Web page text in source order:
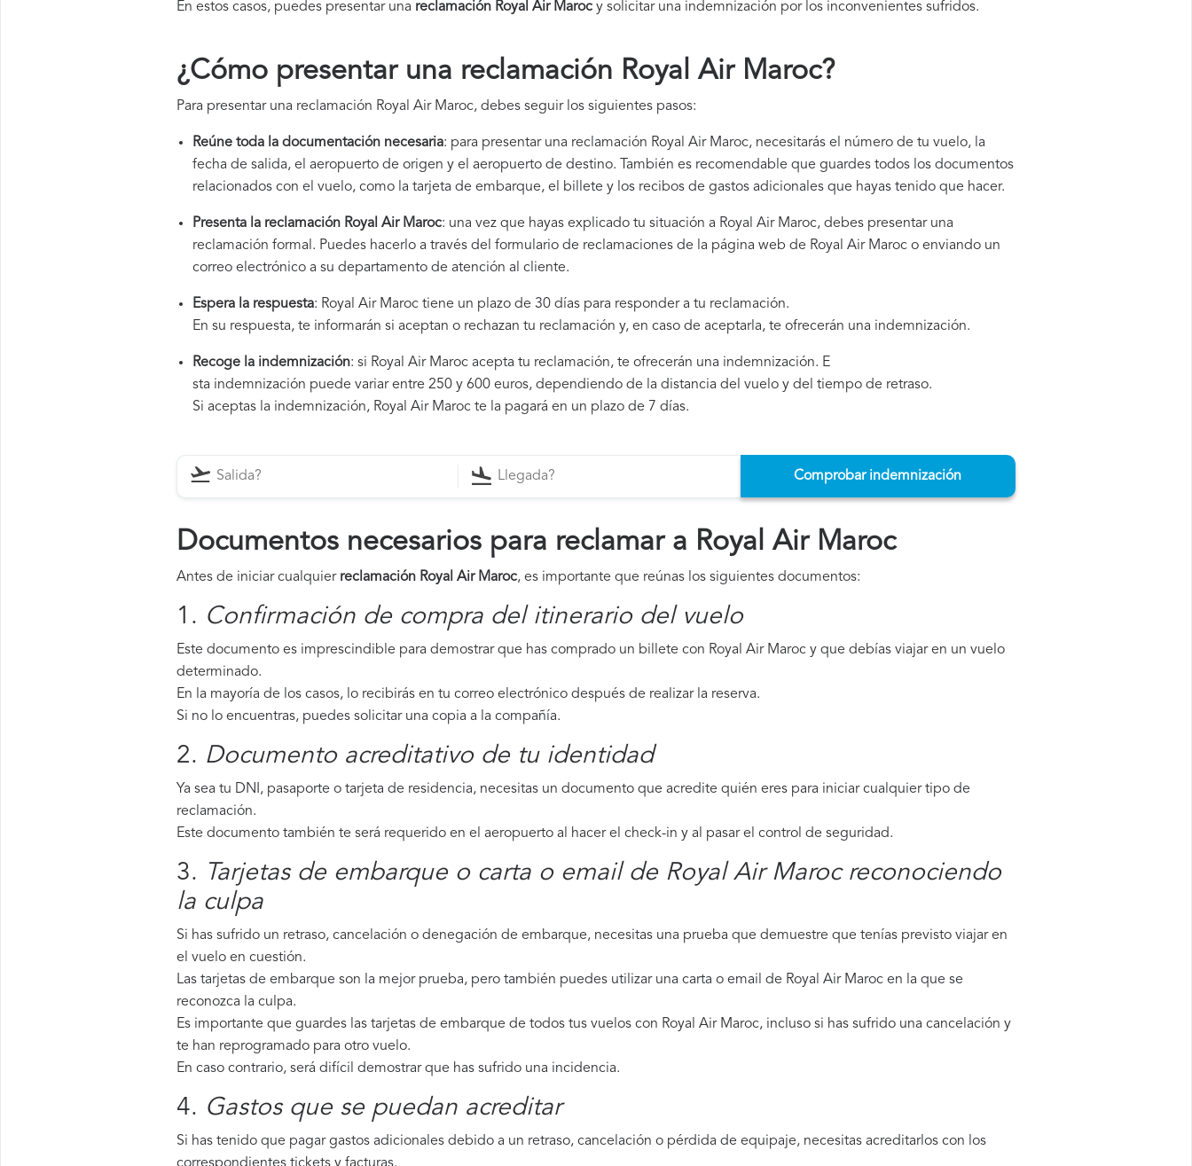
En estos casos, puedes presentar una reclamación Royal Air Maroc​ y solicitar una indemnización por los inconvenientes sufridos.
¿Cómo presentar una reclamación Royal Air Maroc?
Para presentar una reclamación Royal Air Maroc, debes seguir los siguientes pasos:
Reúne toda la documentación necesaria: para presentar una reclamación Royal Air Maroc, necesitarás el número de tu vuelo, la
fecha de salida, el aeropuerto de origen y el aeropuerto de destino. También es recomendable que guardes todos los documentos
relacionados con el vuelo, como la tarjeta de embarque, el billete y los recibos de gastos adicionales que hayas tenido que hacer.
Presenta la reclamación Royal Air Maroc: una vez que hayas explicado tu situación a Royal Air Maroc, debes presentar una
reclamación formal. Puedes hacerlo a través del formulario de reclamaciones de la página web de Royal Air Maroc o enviando un
correo electrónico a su departamento de atención al cliente.
Espera la respuesta: Royal Air Maroc tiene un plazo de 30 días para responder a tu reclamación.
En su respuesta, te informarán si aceptan o rechazan tu reclamación y, en caso de aceptarla, te ofrecerán una indemnización.
Recoge la indemnización: si Royal Air Maroc acepta tu reclamación, te ofrecerán una indemnización. E
sta indemnización puede variar entre 250 y 600 euros, dependiendo de la distancia del vuelo y del tiempo de retraso.
Si aceptas la indemnización, Royal Air Maroc te la pagará en un plazo de 7 días.
Comprobar indemnización
Documentos necesarios para reclamar a Royal Air Maroc
Antes de iniciar cualquier reclamación Royal Air Maroc, es importante que reúnas los siguientes documentos:
1. Confirmación de compra del itinerario del vuelo
Este documento es imprescindible para demostrar que has comprado un billete con Royal Air Maroc y que debías viajar en un vuelo
determinado.
En la mayoría de los casos, lo recibirás en tu correo electrónico después de realizar la reserva.
Si no lo encuentras, puedes solicitar una copia a la compañía.
2. Documento acreditativo de tu identidad
Ya sea tu DNI, pasaporte o tarjeta de residencia, necesitas un documento que acredite quién eres para iniciar cualquier tipo de
reclamación.
Este documento también te será requerido en el aeropuerto al hacer el check-in y al pasar el control de seguridad.
3.
Tarjetas de embarque o carta o email de Royal Air Maroc reconociendo
la culpa
Si has sufrido un retraso, cancelación o denegación de embarque, necesitas una prueba que demuestre que tenías previsto viajar en
el vuelo en cuestión.
Las tarjetas de embarque son la mejor prueba, pero también puedes utilizar una carta o email de Royal Air Maroc en la que se
reconozca la culpa.
Es importante que guardes las tarjetas de embarque de todos tus vuelos con Royal Air Maroc, incluso si has sufrido una cancelación y
te han reprogramado para otro vuelo.
En caso contrario, será difícil demostrar que has sufrido una incidencia.
4. Gastos que se puedan acreditar
Si has tenido que pagar gastos adicionales debido a un retraso, cancelación o pérdida de equipaje, necesitas acreditarlos con los